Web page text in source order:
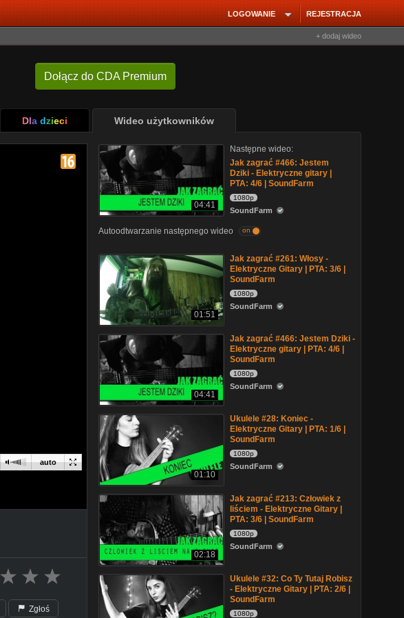
REJESTRACJA
LOGOWANIE
+ dodaj wideo
Dołącz do CDA Premium
Dla dzieci Wideo użytkowników
auto
Zgłoś
04:41
Następne wideo:
Jak zagrać #466: Jestem
Dziki - Elektryczne gitary |
PTA: 4/6 | SoundFarm
1080p
SoundFarm
Autoodtwarzanie następnego wideo on
01:51
Jak zagrać #261: Włosy -
Elektryczne Gitary | PTA: 3/6 |
SoundFarm
1080p
SoundFarm
04:41
Jak zagrać #466: Jestem Dziki -
Elektryczne gitary | PTA: 4/6 |
SoundFarm
1080p
SoundFarm
01:10
Ukulele #28: Koniec -
Elektryczne Gitary | PTA: 1/6 |
SoundFarm
1080p
SoundFarm
02:18
Jak zagrać #213: Człowiek z
liściem - Elektryczne Gitary |
PTA: 3/6 | SoundFarm
1080p
SoundFarm
Ukulele #32: Co Ty Tutaj Robisz
- Elektryczne Gitary | PTA: 2/6 |
SoundFarm
1080p